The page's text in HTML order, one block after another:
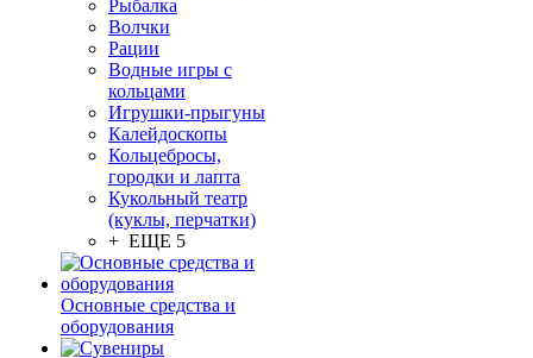
Рыбалка
Волчки
Рации
Водные игры с
кольцами
Игрушки-прыгуны
Калейдоскопы
Кольцебросы,
городки и лапта
Кукольный театр
(куклы, перчатки)
+ ЕЩЕ 5
Основные средства и
оборудования